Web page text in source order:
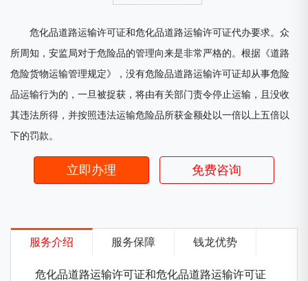
危化品道路运输许可证和危化品道路运输许可证代办要求。众
所周知，安监局对于危险品的管理向来是非常严格的。根据《道路
危险货物运输管理规定》，没有危险品道路运输许可证却从事危险
品运输行为的，一旦被捉获，将由有关部门责令停止运输，且没收
其违法所得，并按照违法运输危险品所获金额处以一倍以上五倍以
下的罚款。
立即办理 免费咨询
服务介绍 服务保障 钱龙优势
危化品道路运输许可证和危化品道路运输许可证